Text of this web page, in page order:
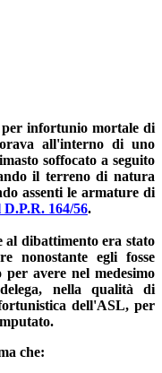
infortunio mortale di
all'interno di uno
soffocato a seguito
il terreno di natura
assenti le armature di
164/56.
al dibattimento era stato
nonostante egli fosse
avere nel medesimo
nella qualità di
dell'ASL, per
che: